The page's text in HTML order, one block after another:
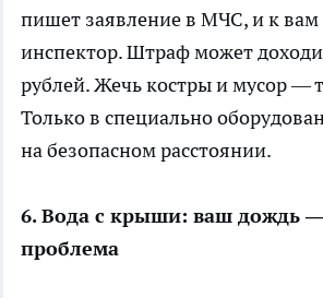
пишет заявление в МЧС, и к вам
инспектор. Штраф может
рублей. Жечь костры и мусор —
Только в специально
на безопасном расстоянии.
6. Вода с крыши: ваш дождь
проблема